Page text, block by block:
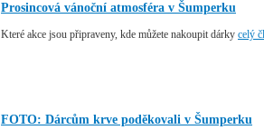
Prosincová vánoční atmosféra v Šumperku
Které akce jsou připraveny, kde můžete nakoupit dárky celý
FOTO: Dárcům krve poděkovali v Šumperku